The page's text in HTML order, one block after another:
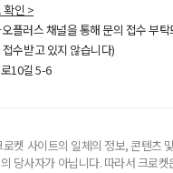
확인 >
플러스 채널을 통해 문의 접수 부
수받고 있지 않습니다)
10길5-6
켓 사이트의 일체의 정보, 콘텐츠
당사자가 아닙니다. 따라서 크로